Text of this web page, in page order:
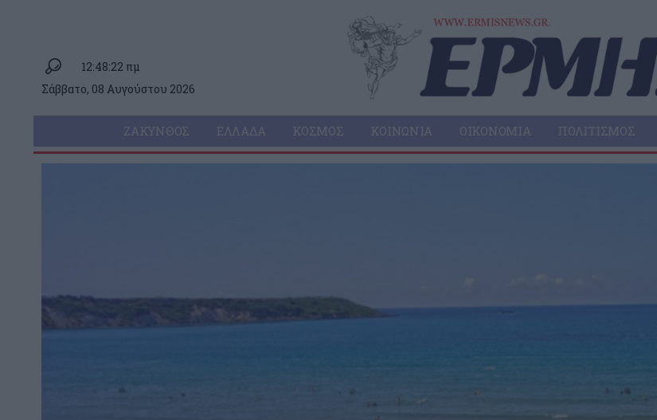
12:48:22 πμ
Σάββατο, 08 Αυγούστου 2026
ΖΆΚΥΝΘΟΣ ΕΛΛΆΔΑ ΚΌΣΜΟΣ ΚΟΙΝΩΝΊΑ ΟΙΚΟΝΟΜΊΑ ΠΟΛΙΤΙΣΜΌΣ